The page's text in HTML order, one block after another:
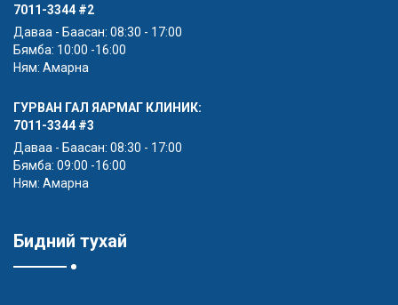
7011-3344 #2
Даваа - Баасан: 08:30 - 17:00
Бямба: 10:00 -16:00
Ням: Амарна
ГУРВАН ГАЛ ЯАРМАГ КЛИНИК:
7011-3344 #3
Даваа - Баасан: 08:30 - 17:00
Бямба: 09:00 -16:00
Ням: Амарна
Бидний тухай